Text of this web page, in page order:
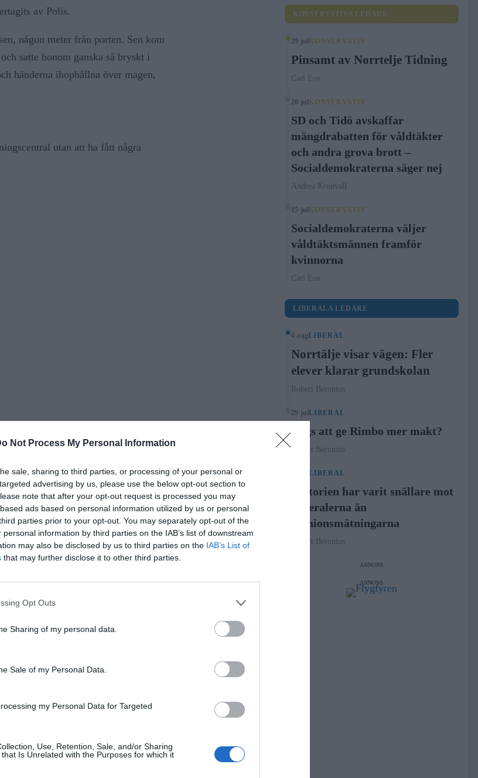
Not Process My Personal Information
sale, sharing to third parties, or processing of your personal or
advertising by us, please use the below opt-out section to
note that after your opt-out request is processed you may
ads based on personal information utilized by us or personal
parties prior to your opt-out. You may separately opt-out of the
information by third parties on the IAB’s list of downstream
may also be disclosed by us to third parties on the IAB’s List of
that may further disclose it to other third parties.
Opt Outs
Sharing of my personal data.
Sale of my Personal Data.
my Personal Data for Targeted
Use, Retention, Sale, and/or Sharing
Is Unrelated with the Purposes for which it
av Polis.
någon meter från porten. Sen kom
satte honom ganska så bryskt i
händerna ihophållna över magen,
utan att ha fått några
KONSERVATIVA LEDARE
29 jul KONSERVATIV
Pinsamt av Norrtelje Tidning
Carl Eos
20 jul KONSERVATIV
SD och Tidö avskaffar
mängdrabatten för våldtäkter
och andra grova brott –
Socialdemokraterna säger nej
Andrea Kronvall
15 jul KONSERVATIV
Socialdemokraterna väljer
våldtäktsmännen framför
kvinnorna
Carl Eos
LIBERALA LEDARE
4 augLIBERAL
Norrtälje visar vägen: Fler
elever klarar grundskolan
Robert Beronius
29 julLIBERAL
Dags att ge Rimbo mer makt?
Robert Beronius
LIBERAL
Historien har varit snällare mot
Liberalerna än
opinionsmätningarna
Robert Beronius
ANNONS
ANNONS